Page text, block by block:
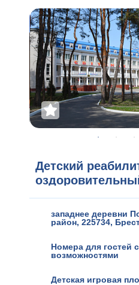
Детский
западнее деревни
район, 225734,
Номера для гостей
возможностями
Детская игровая